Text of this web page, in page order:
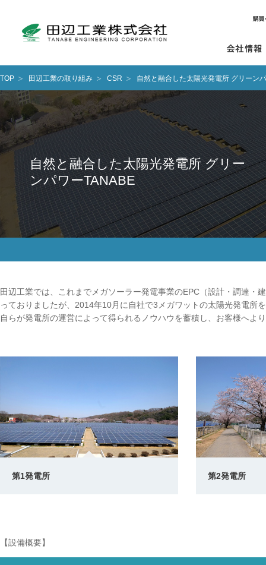
TOP 田辺工業の取り組み CSR 自然と融合した太陽光発電所 グリーン
自然と融合した太陽光発電所 グリー
ンパワーTANABE
田辺工業では、これまでメガソーラー発電事業のEPC（設計・調達
っておりましたが、2014年10月に自社で3メガワットの太陽光発電所
自らが発電所の運営によって得られるノウハウを蓄積し、お客様へよ
第1発電所 第2発電所
【設備概要】